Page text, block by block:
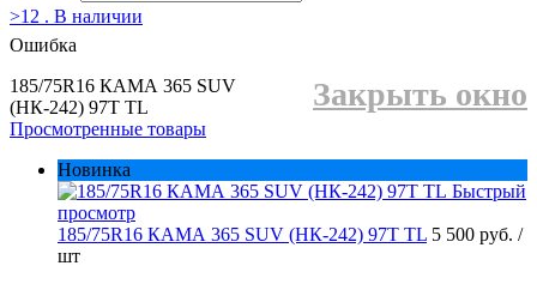
>12 . В наличии
Ошибка
Закрыть окно
185/75R16 КАМА 365 SUV
(НК-242) 97T TL
Просмотренные товары
Новинка
Быстрый
просмотр
185/75R16 КАМА 365 SUV (НК-242) 97T TL 5 500 руб. /
шт